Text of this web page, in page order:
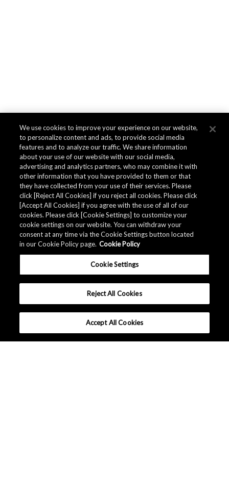
We use cookies to improve your experience on our website,
to personalize content and ads, to provide social media
features and to analyze our traffic. We share information
about your use of our website with our social media,
advertising and analytics partners, who may combine it with
other information that you have provided to them or that
they have collected from your use of their services. Please
click [Reject All Cookies] if you reject all cookies. Please click
[Accept All Cookies] if you agree with the use of all of our
cookies. Please click [Cookie Settings] to customize your
cookie settings on our website. You can withdraw your
consent at any time via the Cookie Settings button located
in our Cookie Policy page. Cookie Policy
Cookie Settings
Reject All Cookies
Accept All Cookies